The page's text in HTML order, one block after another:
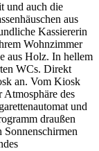
und auch die
aus
Kassiererin
Wohnzimmer
aus Holz. In hellem
WCs. Direkt
an. Vom Kiosk
Atmosphäre des
und
draußen